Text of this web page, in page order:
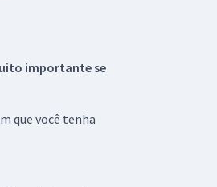
importante se
que você tenha